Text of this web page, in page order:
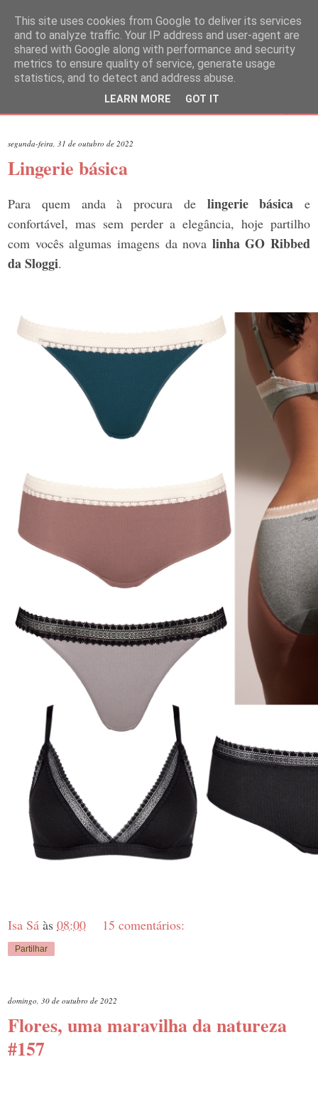
segunda-feira, 31 de outubro de 2022
Lingerie básica
Para quem anda à procura de lingerie básica e
confortável, mas sem perder a elegância, hoje partilho
com vocês algumas imagens da nova linha GO Ribbed
da Sloggi.
Isa Sá às 08:00 15 comentários:
Partilhar
domingo, 30 de outubro de 2022
Flores, uma maravilha da natureza
#157
This site uses cookies from Google to deliver its services
and to analyze traffic. Your IP address and user-agent are
shared with Google along with performance and security
metrics to ensure quality of service, generate usage
statistics, and to detect and address abuse.
LEARN MORE GOT IT